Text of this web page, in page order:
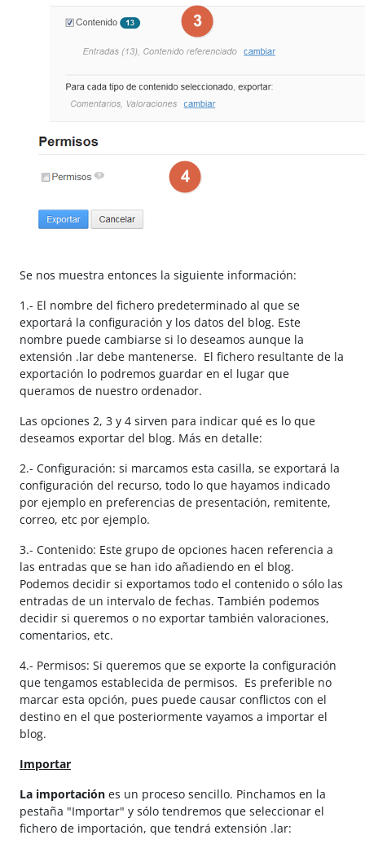
Se nos muestra entonces la siguiente información:
1.- El nombre del fichero predeterminado al que se
exportará la configuración y los datos del blog. Este
nombre puede cambiarse si lo deseamos aunque la
extensión .lar debe mantenerse. El fichero resultante de la
exportación lo podremos guardar en el lugar que
queramos de nuestro ordenador.
Las opciones 2, 3 y 4 sirven para indicar qué es lo que
deseamos exportar del blog. Más en detalle:
2.- Configuración: si marcamos esta casilla, se exportará la
configuración del recurso, todo lo que hayamos indicado
por ejemplo en preferencias de presentación, remitente,
correo, etc por ejemplo.
3.- Contenido: Este grupo de opciones hacen referencia a
las entradas que se han ido añadiendo en el blog.
Podemos decidir si exportamos todo el contenido o sólo las
entradas de un intervalo de fechas. También podemos
decidir si queremos o no exportar también valoraciones,
comentarios, etc.
4.- Permisos: Si queremos que se exporte la configuración
que tengamos establecida de permisos. Es preferible no
marcar esta opción, pues puede causar conflictos con el
destino en el que posteriormente vayamos a importar el
blog.
Importar
La importación es un proceso sencillo. Pinchamos en la
pestaña "Importar" y sólo tendremos que seleccionar el
fichero de importación, que tendrá extensión .lar: